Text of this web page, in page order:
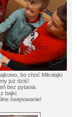
bo choć Mikołajki
już dziś!
bez pytania.
bajki.
świętowanie!